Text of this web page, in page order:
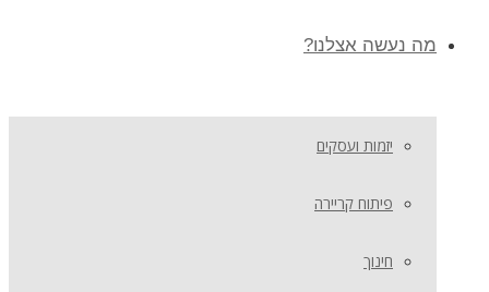
מה נעשה אצלנו?
יזמות ועסקים
פיתוח קריירה
חינוך